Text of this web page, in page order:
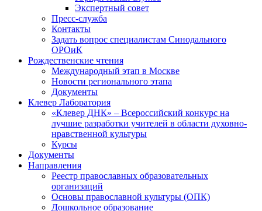
Экспертный совет
Пресс-служба
Контакты
Задать вопрос специалистам Синодального
ОРОиК
Рождественские чтения
Международный этап в Москве
Новости регионального этапа
Документы
Клевер Лаборатория
«Клевер ДНК» – Всероссийский конкурс на
лучшие разработки учителей в области духовно-
нравственной культуры
Курсы
Документы
Направления
Реестр православных образовательных
организаций
Основы православной культуры (ОПК)
Дошкольное образование